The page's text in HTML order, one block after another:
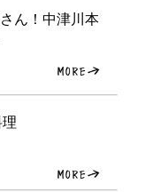
ん！中津川本